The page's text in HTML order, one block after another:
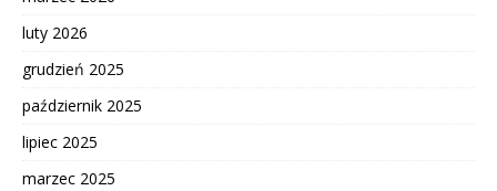
luty 2026
grudzień 2025
październik 2025
lipiec 2025
marzec 2025